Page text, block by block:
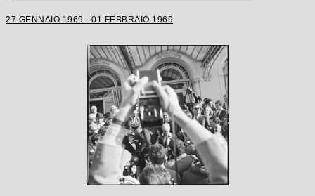
27 GENNAIO 1969 - 01 FEBBRAIO 1969